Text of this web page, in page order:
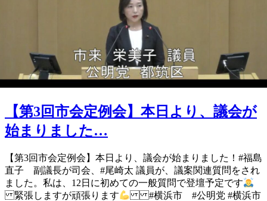
【第3回市会定例会】本日より、議会が
始まりました…
【第3回市会定例会】 本日より、議会が始まりました！ #福島
直子 副議長が司会、 #尾崎太 議員が、議案関連質問を され
ました。 私は、12日に初めての一般質問で 登壇予定です
緊張しますが頑張ります
#横浜市 #公明党 #横浜市